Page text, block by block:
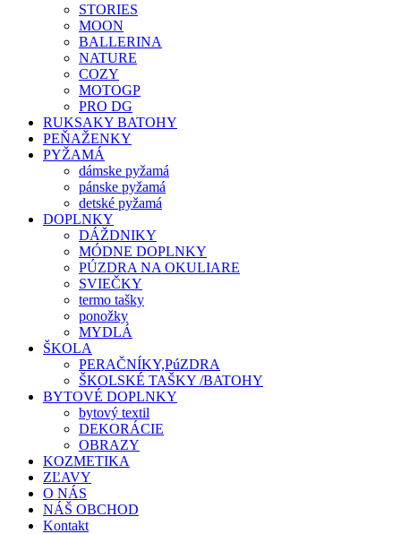
STORIES
MOON
BALLERINA
NATURE
COZY
MOTOGP
PRO DG
RUKSAKY BATOHY
PEŇAŽENKY
PYŽAMÁ
dámske pyžamá
pánske pyžamá
detské pyžamá
DOPLNKY
DÁŽDNIKY
MÓDNE DOPLNKY
PÚZDRA NA OKULIARE
SVIEČKY
termo tašky
ponožky
MYDLÁ
ŠKOLA
PERAČNÍKY,PúZDRA
ŠKOLSKÉ TAŠKY /BATOHY
BYTOVÉ DOPLNKY
bytový textil
DEKORÁCIE
OBRAZY
KOZMETIKA
ZĽAVY
O NÁS
NÁŠ OBCHOD
Kontakt